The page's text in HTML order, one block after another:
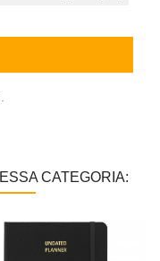
CATEGORIA: